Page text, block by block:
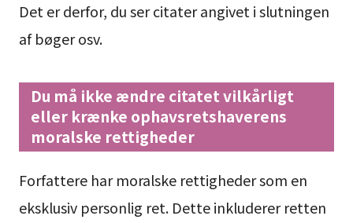
Det er derfor, du ser citater angivet i slutningen
af bøger osv.
Du må ikke ændre citatet vilkårligt
eller krænke ophavsretshaverens
moralske rettigheder
Forfattere har moralske rettigheder som en
eksklusiv personlig ret. Dette inkluderer retten